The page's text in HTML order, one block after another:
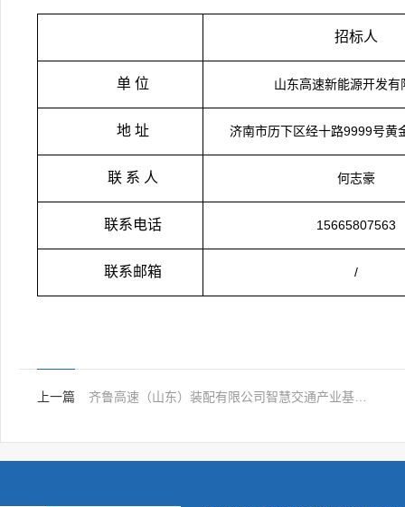
招标人
单 位 山东高速新能源开发有
地 址 济南市历下区经十路9999号黄
联 系 人 何志豪
联系电话 15665807563
联系邮箱 /
上一篇